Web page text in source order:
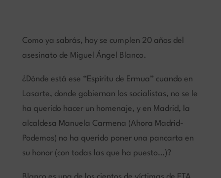
Como ya sabrás, hoy se cumplen 20 años del
asesinato de Miguel Ángel Blanco.
¿Dónde está ese “Espíritu de Ermua” cuando en
Lasarte, donde gobiernan los socialistas, no se le
ha querido hacer un homenaje, y en Madrid, la
alcaldesa Manuela Carmena (Ahora Madrid-
Podemos) no ha querido poner una pancarta en
su honor (con todas las que ha puesto…)?